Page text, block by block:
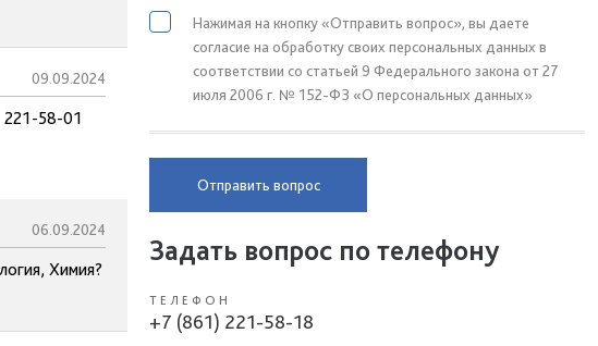
09.09.2024
221-58-01
06.09.2024
Химия?
Нажимая на кнопку «Отправить вопрос», вы даете
согласие на обработку своих персональных данных в
соответствии со статьей 9 Федерального закона от 27
июля 2006 г. № 152-ФЗ «О персональных данных»
Отправить вопрос
Задать вопрос по телефону
ТЕЛЕФОН
+7 (861) 221-58-18